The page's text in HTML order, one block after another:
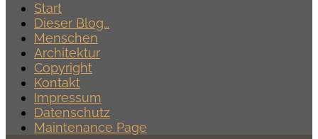
Start
Dieser Blog…
Menschen
Architektur
Copyright
Kontakt
Impressum
Datenschutz
Maintenance Page